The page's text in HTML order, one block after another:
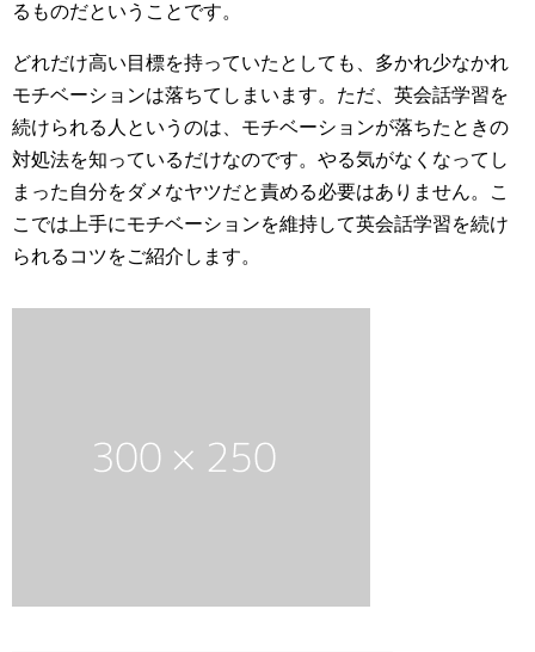
るものだということです。
どれだけ高い目標を持っていたとしても、多かれ少なかれ
モチベーションは落ちてしまいます。ただ、英会話学習を
続けられる人というのは、モチベーションが落ちたときの
対処法を知っているだけなのです。やる気がなくなってし
まった自分をダメなヤツだと責める必要はありません。こ
こでは上手にモチベーションを維持して英会話学習を続け
られるコツをご紹介します。